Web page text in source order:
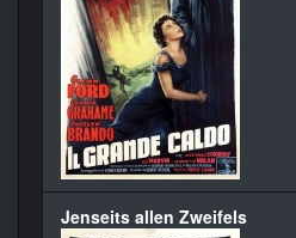
Jenseits allen Zweifels